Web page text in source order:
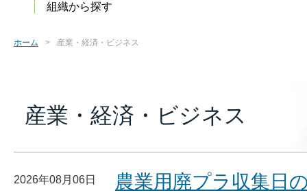
組織から探す
ホーム 産業・経済・ビジネス
産業・経済・ビジネス
2026年08月06日
農業用廃プラ収集日